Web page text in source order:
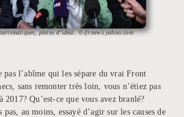
pleins d’idéal. ©-fr.news.yahoo.com
pas l’abîme qui les sépare du vrai Front
sans remonter très loin, vous n’étiez pas
2017? Qu’est-ce que vous avez branlé?
au moins, essayé d’agir sur les causes de